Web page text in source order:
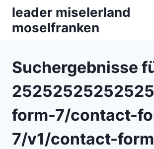
Zum
Inhalt
springen
leader miselerland
moselfranken
Suchergebnisse
form-7/contact-
7/v1/contact-